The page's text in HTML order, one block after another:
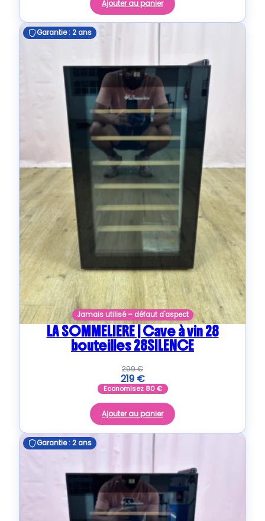
Ajouter au panier
Garantie : 2 ans
Jamais utilisé – défaut d'aspect
LA SOMMELIERE | Cave à vin 28
bouteilles 28SILENCE
299€
219 €
Economisez 80€
Ajouter au panier
Garantie : 2 ans